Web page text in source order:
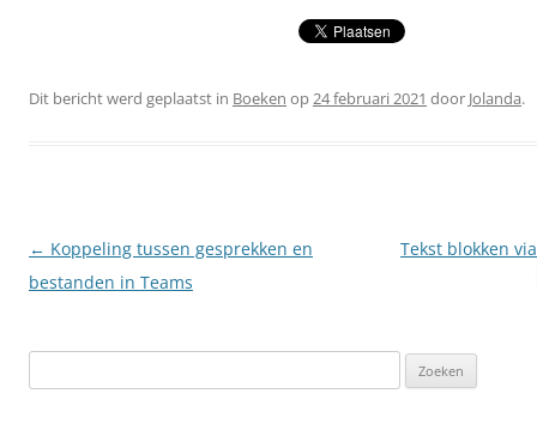
Dit bericht werd geplaatst in Boeken op24 februari 2021 door Jolanda.
Berichtnavigatie
← Koppeling tussen gesprekken en
bestanden in Teams
Tekst blokken
naar: